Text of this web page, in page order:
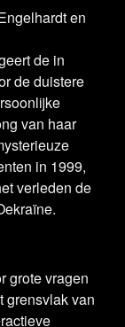
en
de in
de duistere
van haar
in 1999,
verleden de
grote vragen
grensvlak van